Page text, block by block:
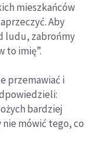
mieszkańców
Aby
ludu, zabrońmy
to imię”.
przemawiać i
bardziej
nie mówić tego, co